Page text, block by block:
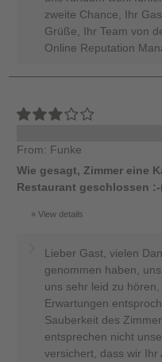
zweite Chance, Ihr
Grüße, Ihr Team von
Online Reputation
From: Funke
Wie gesagt, Zimmer eine
Restaurant geschlossen :-
View details
Lieber Gast, vielen
genommen haben,
uns sehr leid zu
Erwartungen
Sauberkeit des
entsprechen nicht
versichert, dass wir